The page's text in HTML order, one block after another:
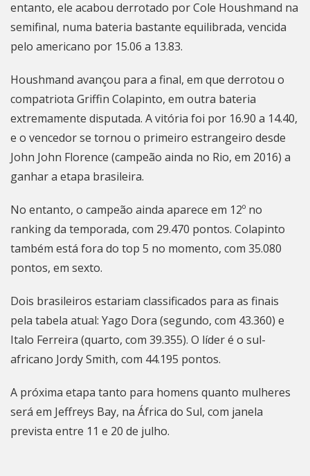
entanto, ele acabou derrotado por Cole Houshmand na
semifinal, numa bateria bastante equilibrada, vencida
pelo americano por 15.06 a 13.83.
Houshmand avançou para a final, em que derrotou o
compatriota Griffin Colapinto, em outra bateria
extremamente disputada. A vitória foi por 16.90 a 14.40,
e o vencedor se tornou o primeiro estrangeiro desde
John John Florence (campeão ainda no Rio, em 2016) a
ganhar a etapa brasileira.
No entanto, o campeão ainda aparece em 12º no
ranking da temporada, com 29.470 pontos. Colapinto
também está fora do top 5 no momento, com 35.080
pontos, em sexto.
Dois brasileiros estariam classificados para as finais
pela tabela atual: Yago Dora (segundo, com 43.360) e
Italo Ferreira (quarto, com 39.355). O líder é o sul-
africano Jordy Smith, com 44.195 pontos.
A próxima etapa tanto para homens quanto mulheres
será em Jeffreys Bay, na África do Sul, com janela
prevista entre 11 e 20 de julho.